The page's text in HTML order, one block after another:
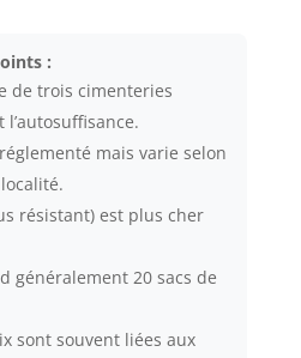
:
de trois cimenteries
mais varie selon
résistant) est plus cher
généralement 20 sacs de
sont souvent liées aux